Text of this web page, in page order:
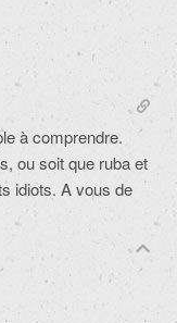
à comprendre.
ou soit que ruba et
idiots. A vous de